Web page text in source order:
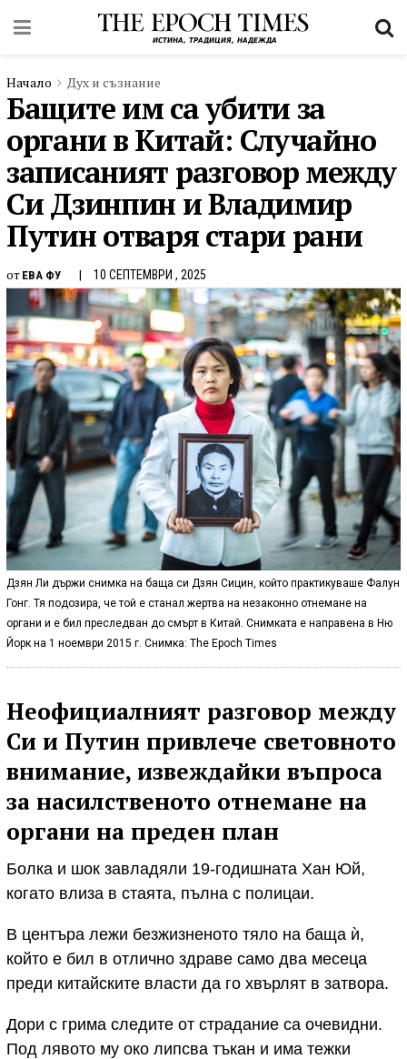
Начало Дух и съзнание
Бащите им са убити за
органи в Китай: Случайно
записаният разговор между
Си Дзинпин и Владимир
Путин отваря стари рани
от ЕВА ФУ 10 СЕПТЕМВРИ , 2025
Дзян Ли държи снимка на баща си Дзян Сицин, който практикуваше Фалун
Гонг. Тя подозира, че той е станал жертва на незаконно отнемане на
органи и е бил преследван до смърт в Китай. Снимката е направена в Ню
Йорк на 1 ноември 2015 г. Снимка: The Epoch Times
Неофициалният разговор между
Си и Путин привлече световното
внимание, извеждайки въпроса
за насилственото отнемане на
органи на преден план
Болка и шок завладяли 19-годишната Хан Юй,
когато влиза в стаята, пълна с полицаи.
В центъра лежи безжизненото тяло на баща ѝ,
който е бил в отлично здраве само два месеца
преди китайските власти да го хвърлят в затвора.
Дори с грима следите от страдание са очевидни.
Под лявото му око липсва тъкан и има тежки